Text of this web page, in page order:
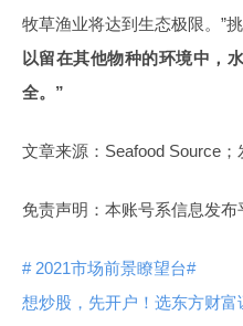
牧草渔业将达到生态极限。”
以留在其他物种的环境中，
全。”
文章来源：Seafood Source
免责声明：本账号系信息发布
# 2021市场前景瞭望台#
想炒股，先开户！选东方财